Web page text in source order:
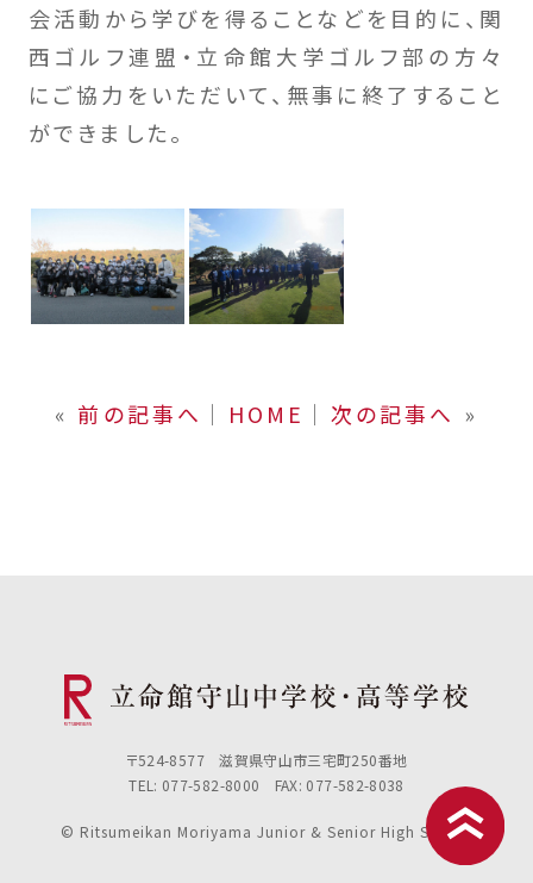
会活動から学びを得ることなどを目的に、関
西ゴルフ連盟・立命館大学ゴルフ部の方々
にご協力をいただいて、無事に終了すること
ができました。
« 前の記事へ │ HOME │ 次の記事へ »
〒524-8577 滋賀県守山市三宅町250番地
TEL: 077-582-8000 FAX: 077-582-8038
© Ritsumeikan Moriyama Junior & Senior High School